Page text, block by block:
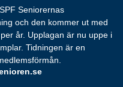
Seniorernas
och den kommer ut med
år. Upplagan är nu uppe i
Tidningen är en